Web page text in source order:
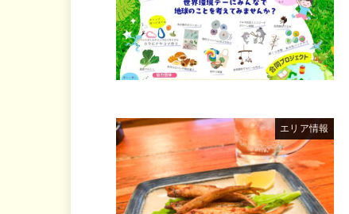
エリア情報